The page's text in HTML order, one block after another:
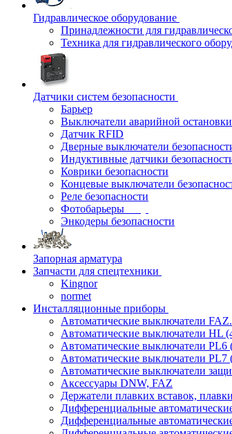
Гидравлическое оборудование
Принадлежности для
Техника для гидравлического
Датчики систем безопасности
Барьер
Выключатели аварийной остановки
Датчик RFID
Дверные выключатели
Индуктивные датчики
Коврики безопасности
Концевые выключатели
Реле безопасности
Фотобарьеры
Энкодеры безопасности
Запорная арматура
Запчасти для спецтехники
Kingnor
normet
Инсталляционные приборы
Автоматические выключатели
Автоматические выключатели HL
Автоматические выключатели PL6
Автоматические выключатели PL7
Автоматические выключатели
Аксессуары DNW, FAZ
Держатели плавких вставок,
Дифференциальные
Дифференциальные